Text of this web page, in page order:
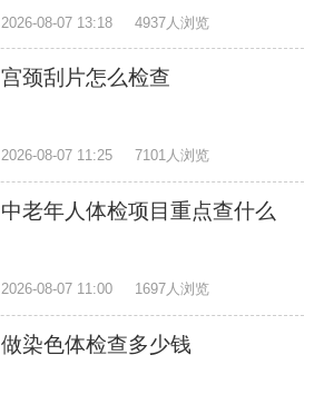
2026-08-07 13:18 4937人浏览
宫颈刮片怎么检查
2026-08-07 11:25 7101人浏览
中老年人体检项目重点查什么
2026-08-07 11:00 1697人浏览
做染色体检查多少钱